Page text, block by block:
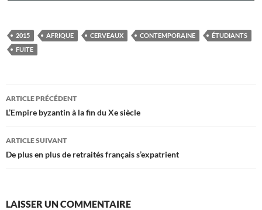
2015 AFRIQUE CERVEAUX CONTEMPORAINE
ÉTUDIANTS
FUITE
Navigation
des
articles
ARTICLE PRÉCÉDENT
L’Empire byzantin à la fin du Xe siècle
ARTICLE SUIVANT
De plus en plus de retraités français s’expatrient
LAISSER UN COMMENTAIRE